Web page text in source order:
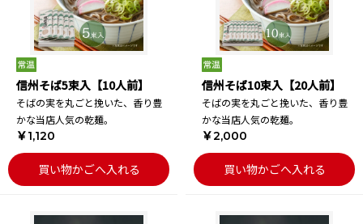
信州そば5束入【10人前】
そばの実を丸ごと挽いた、香り豊
かな当店人気の乾麺。
￥1,120
買い物かごへ入れる
信州そば10束入【20人前】
そばの実を丸ごと挽いた、香り豊
かな当店人気の乾麺。
￥2,000
買い物かごへ入れる